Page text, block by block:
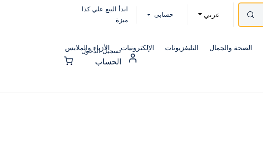
عربي حسابي
ابدأ البيع علي كذا
ميزة
الصحة والجمال التليفزيونات الإلكترونيات الأزياء والملابس
تسجيل الدخول
الحساب